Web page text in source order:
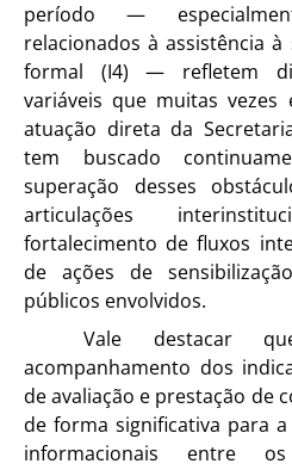
período —
relacionados à assistência
formal (I4) — refletem
variáveis que muitas
atuação direta da
tem buscado
superação desses
articulações
fortalecimento de fluxos
de ações de
públicos envolvidos.
Vale destacar
acompanhamento dos
de avaliação e prestação de
de forma significativa para
informacionais entre